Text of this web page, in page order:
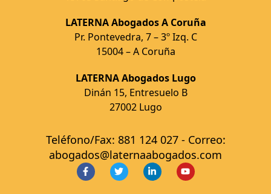
LATERNA Abogados A Coruña
Pr. Pontevedra, 7 – 3º Izq. C
15004 – A Coruña
LATERNA Abogados Lugo
Dinán 15, Entresuelo B
27002 Lugo
Teléfono/Fax: 881 124 027 - Correo:
abogados@laternaabogados.com